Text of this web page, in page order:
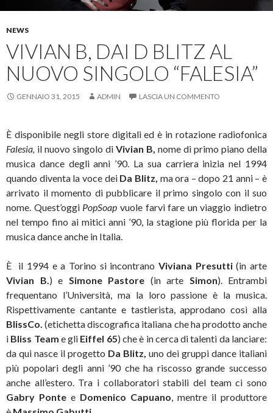
NEWS
VIVIAN B, DAI D BLITZ AL
NUOVO SINGOLO “FALESIA”
GENNAIO 31, 2015 ADMIN LASCIA UN COMMENTO
È disponibile negli store digitali ed è in rotazione radiofonica
Falesia, il nuovo singolo di Vivian B, nome di primo piano della
musica dance degli anni ’90. La sua carriera inizia nel 1994
quando diventa la voce dei Da Blitz, ma ora – dopo 21 anni – è
arrivato il momento di pubblicare il primo singolo con il suo
nome. Quest’oggi PopSoap vuole farvi fare un viaggio indietro
nel tempo fino ai mitici anni ’90, la stagione più florida per la
musica dance anche in Italia.
È il 1994 e a Torino si incontrano Viviana Presutti(in arte
Vivian B. ) e Simone Pastore (in arte Simon). Entrambi
frequentano l’Università, ma la loro passione è la musica.
Rispettivamente cantante e tastierista, approdano così alla
BlissCo.(etichetta discografica italiana che ha prodotto anche
i Bliss Team e gli Eiffel 65) che è in cerca di talenti da lanciare:
da qui nasce il progetto Da Blitz, uno dei gruppi dance italiani
più popolari degli anni ’90 che ha riscosso grande successo
anche all’estero. Tra i collaboratori stabili del team ci sono
Gabry Ponte e Domenico Capuano , mentre il produttore